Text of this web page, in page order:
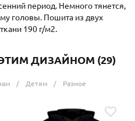
период. Немного тянется,
головы. Пошита из двух
190 г/м2.
ДИЗАЙНОМ (29)
Детям Разное